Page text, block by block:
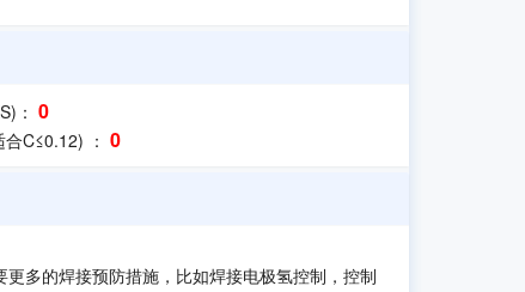
： 0
合C≤0.12) ： 0
多的焊接预防措施，比如焊接电极氢控制，控制